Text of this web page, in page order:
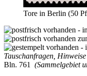
Tore in Berlin (50
Tauschanfragen,
Bln. 761
(Sammelgebiet